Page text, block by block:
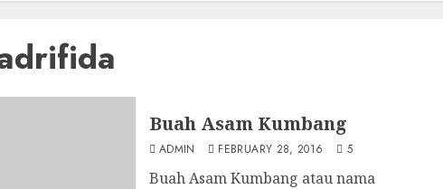
Buah Asam Kumbang
ADMIN FEBRUARY 28, 2016 5
Buah Asam Kumbang atau nama